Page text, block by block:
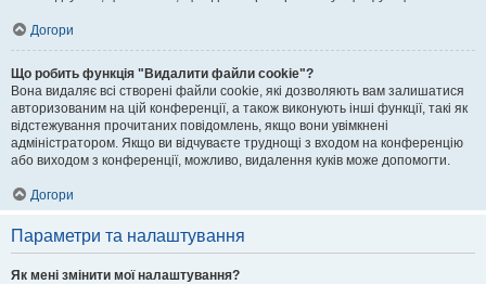
Догори
Що робить функція "Видалити файли cookie"?
Вона видаляє всі створені файли cookie, які дозволяють вам залишатися
авторизованим на цій конференції, а також виконують інші функції, такі як
відстежування прочитаних повідомлень, якщо вони увімкнені
адміністратором. Якщо ви відчуваєте труднощі з входом на конференцію
або виходом з конференції, можливо, видалення куків може допомогти.
Догори
Параметри та налаштування
Як мені змінити мої налаштування?